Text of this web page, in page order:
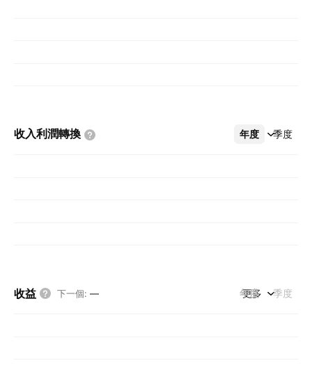
收入利潤轉換 年度 季度
更多
收益 下一個: — 年度 季度
更多